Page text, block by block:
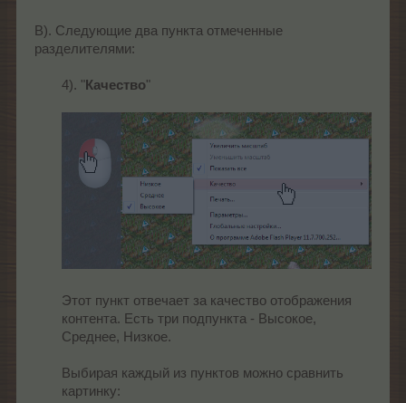
В). Следующие два пункта отмеченные
разделителями:
4). "Качество"
Этот пункт отвечает за качество отображения
контента. Есть три подпункта - Высокое,
Среднее, Низкое.
Выбирая каждый из пунктов можно сравнить
картинку: